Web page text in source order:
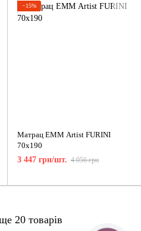
−15%
Матрац ЕММ Artist FURINI
70x190
3 447 грн/шт. 4 056 грн
20 товарів